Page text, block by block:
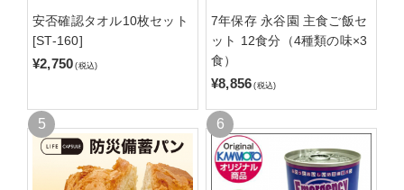
安否確認タオル10枚セット
[ST-160]
¥2,750 (税込)
7年保存 永谷園 主食ご飯セ
ット 12食分（4種類の味×3
食）
¥8,856 (税込)